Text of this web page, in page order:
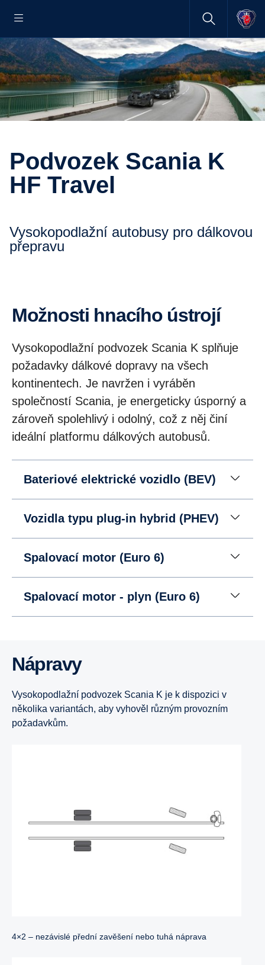
Podvozek Scania K
HF Travel
Vysokopodlažní autobusy pro dálkovou
přepravu
Možnosti hnacího ústrojí
Vysokopodlažní podvozek Scania K splňuje
požadavky dálkové dopravy na všech
kontinentech. Je navržen i vyráběn
společností Scania, je energeticky úsporný a
zároveň spolehlivý i odolný, což z něj činí
ideální platformu dálkových autobusů.
Bateriové elektrické vozidlo (BEV)
Vozidla typu plug-in hybrid (PHEV)
Spalovací motor (Euro 6)
Spalovací motor - plyn (Euro 6)
Nápravy
Vysokopodlažní podvozek Scania K je k dispozici v
několika variantách, aby vyhověl různým provozním
požadavkům.
4×2 – nezávislé přední zavěšení nebo tuhá náprava